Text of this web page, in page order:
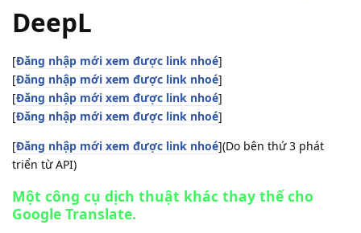
DeepL
[Đăng nhập mới xem được link nhoé]
[Đăng nhập mới xem được link nhoé]
[Đăng nhập mới xem được link nhoé]
[Đăng nhập mới xem được link nhoé]
[Đăng nhập mới xem được link nhoé](Do bên thứ 3 phát
triển từ API)
Một công cụ dịch thuật khác thay thế cho
Google Translate.